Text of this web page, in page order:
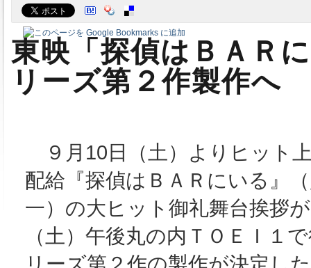
東映「探偵はＢＡＲ
リーズ第２作製作へ
９月10日（土）よりヒット
配給『探偵はＢＡＲにいる』
一）の大ヒット御礼舞台挨拶
（土）午後丸の内ＴＯＥＩ１